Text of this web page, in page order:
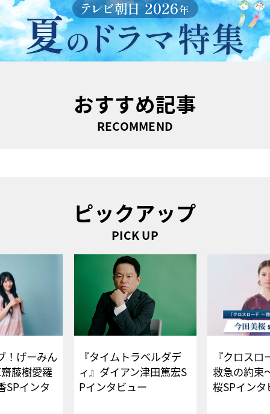
おすすめ記事
RECOMMEND
ピックアップ
PICK UP
！げーみん
藤樹愛羅
SPインタ
『タイムトラベルダデ
ィ』ダイアン津田篤宏S
Pインタビュー
『クロス
救急の約束
桜SPイ